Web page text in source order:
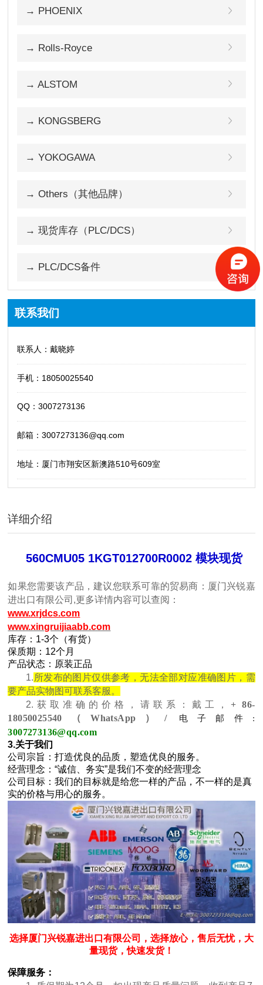
→ PHOENIX
→ Rolls-Royce
→ ALSTOM
→ KONGSBERG
→ YOKOGAWA
→ Others（其他品牌）
→ 现货库存（PLC/DCS）
→ PLC/DCS备件
联系我们
联系人：戴晓婷
手机：18050025540
QQ：3007273136
邮箱：3007273136@qq.com
地址：厦门市翔安区新澳路510号609室
详细介绍
560CMU05 1KGT012700R0002 模块现货
如果您需要该产品，建议您联系可靠的贸易商：厦门兴锐嘉
进出口有限公司,更多详情内容可以查阅：
www.xrjdcs.com
www.xingruijiaabb.com
库存：1-3个（有货）
保质期：12个月
产品状态：原装正品
1. 所发布的图片仅供参考，无法全部对应准确图片，需
要产品实物图可联系客服。
2.获取准确的价格，请联系：戴工， + 86-
18050025540（WhatsApp）/
电子邮件:
3007273136@qq.com
3.关于我们
公司宗旨：打造优良的品质，塑造优良的服务。
经营理念：“诚信、务实”是我们不变的经营理念
公司目标：我们的目标就是给您一样的产品，不一样的是真
实的价格与用心的服务。
选择厦门兴锐嘉进出口有限公司，选择放心，售后无忧，大
量现货，快速发货！
保障服务：